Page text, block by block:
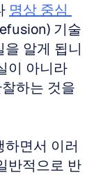
명상 중심
기술
알게 됩니
이 아니라
하는 것을
면서 이러
반적으로 반